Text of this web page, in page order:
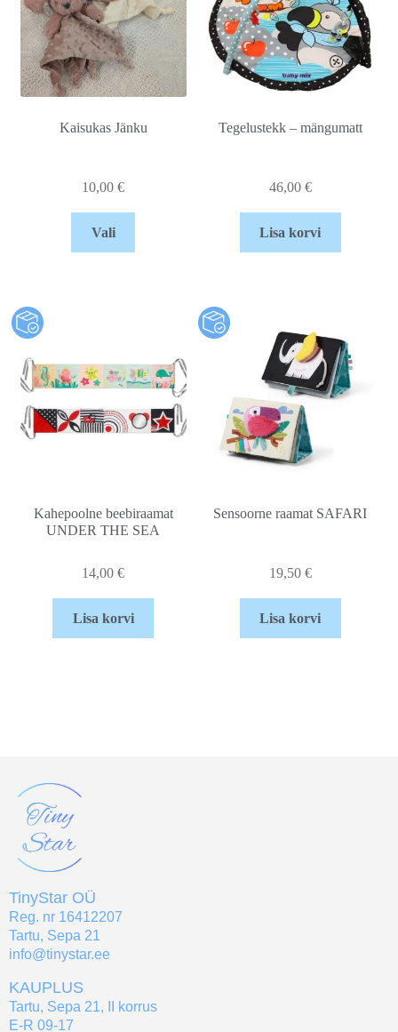
Kaisukas Jänku
10,00€
Vali
Tegelustekk – mängumatt
46,00 €
Lisa korvi
Kahepoolne beebiraamat
UNDER THE SEA
14,00€
Lisa korvi
Sensoorne raamat SAFARI
19,50 €
Lisa korvi
TinyStar OÜ
Reg. nr 16412207
Tartu, Sepa 21
info@tinystar.ee
KAUPLUS
Tartu, Sepa 21, II korrus
E-R 09-17